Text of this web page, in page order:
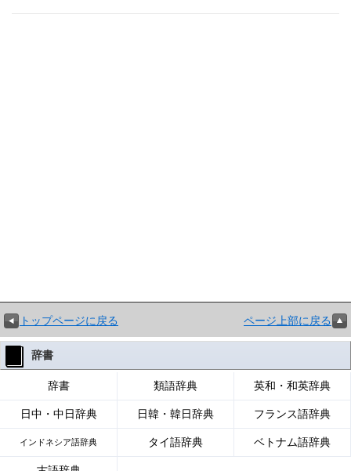
トップページに戻る ページ上部に戻る
辞書
辞書 類語辞典 英和・和英辞典
日中・中日辞典 日韓・韓日辞典 フランス語辞典
インドネシア語辞典 タイ語辞典 ベトナム語辞典